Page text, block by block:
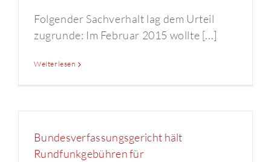
Folgender Sachverhalt lag dem Urteil
zugrunde: Im Februar 2015 wollte [...]
Weiterlesen
Bundesverfassungsgericht hält
Rundfunkgebühren für